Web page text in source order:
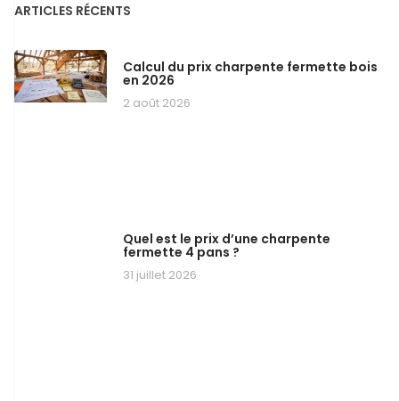
ARTICLES RÉCENTS
Calcul du prix charpente fermette bois
en 2026
2 août 2026
Quel est le prix d’une charpente
fermette 4 pans ?
31 juillet 2026